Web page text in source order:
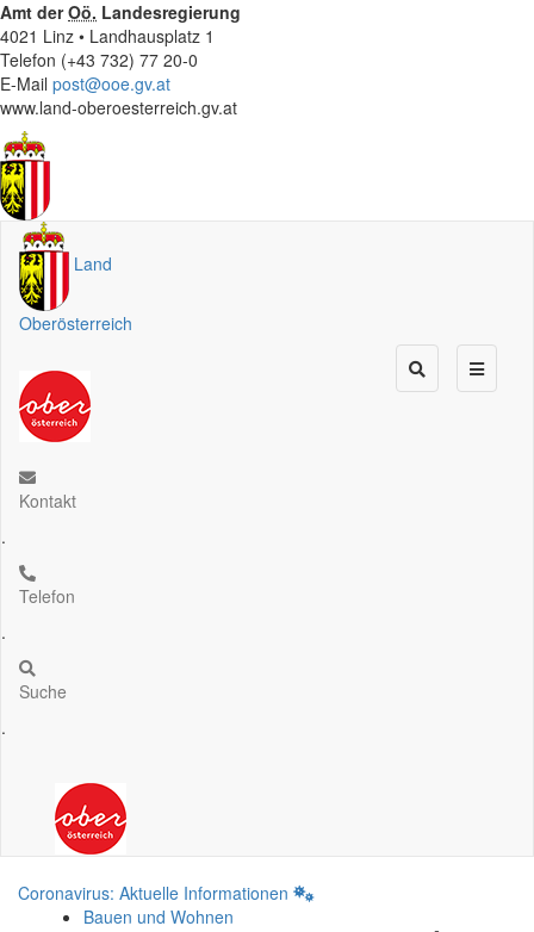
Amt derOö. Landesregierung
4021 Linz • Landhausplatz 1
Telefon (+43 732) 77 20-0
E-Mail post@ooe.gv.at
www.land-oberoesterreich.gv.at
Land
Oberösterreich
Kontakt
.
Telefon
.
Suche
.
Coronavirus: Aktuelle Informationen
Bauen und Wohnen